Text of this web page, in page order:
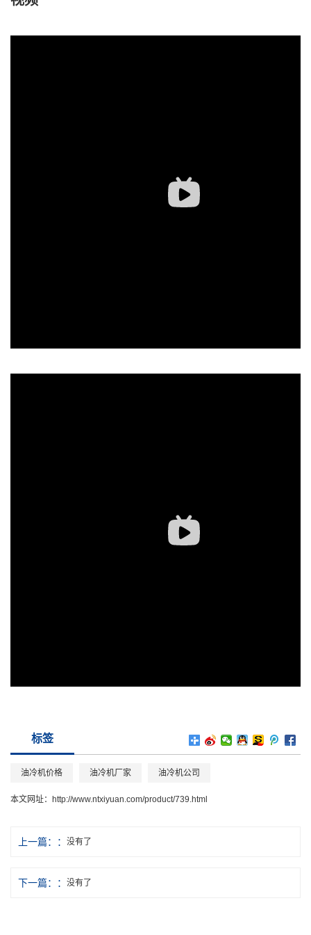
标签
油冷机价格 油冷机厂家 油冷机公司
本文网址： http://www.ntxiyuan.com/product/739.html
上一篇： 没有了
下一篇： 没有了